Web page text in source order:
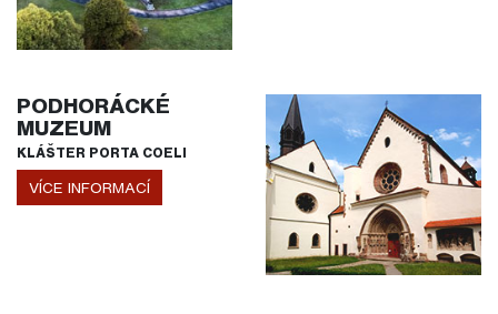
PODHORÁCKÉ
MUZEUM
KLÁŠTER PORTA COELI
VÍCE INFORMACÍ